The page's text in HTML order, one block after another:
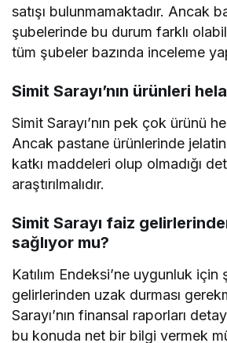
satışı bulunmamaktadır. Ancak
şubelerinde bu durum farklı
tüm şubeler bazında inceleme
Simit Sarayı’nın ürünleri
Simit Sarayı’nın pek çok ürünü
Ancak pastane ürünlerinde
katkı maddeleri olup olmadığı
araştırılmalıdır.
Simit Sarayı faiz
sağlıyor mu?
Katılım Endeksi’ne uygunluk
gelirlerinden uzak durması
Sarayı’nın finansal raporları
bu konuda net bir bilgi vermek